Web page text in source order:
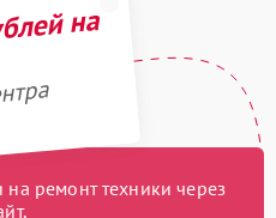
на
ремонт техники через